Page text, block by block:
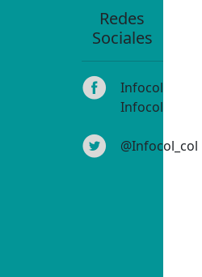
Redes
Sociales
Infocol
Infocol
@Infocol_col